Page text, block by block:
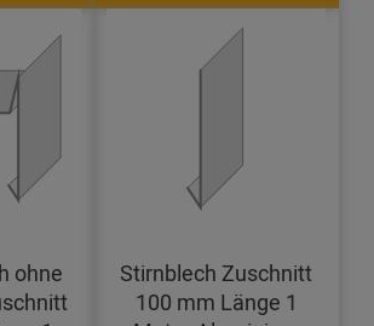
ohne
Stirnblech Zuschnitt
100 mm Länge 1